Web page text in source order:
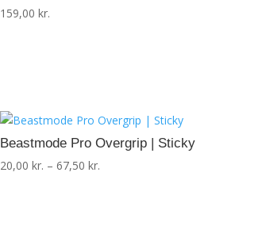
159,00 kr.
Beastmode Pro Overgrip | Sticky
20,00 kr. – 67,50 kr.Prisinterval: